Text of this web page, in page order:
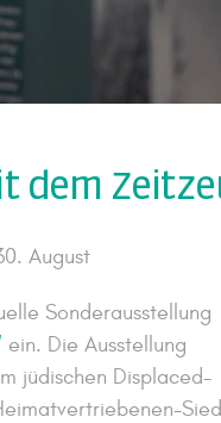
dem
August
Sonderausstellung
ein. Die Ausstellung
jüdischen Displaced-